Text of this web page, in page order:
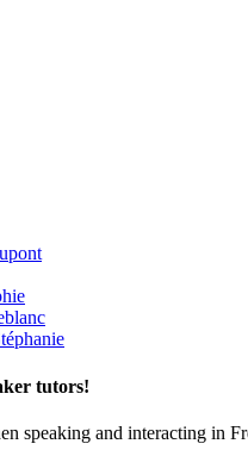
tutors!
speaking and interacting in